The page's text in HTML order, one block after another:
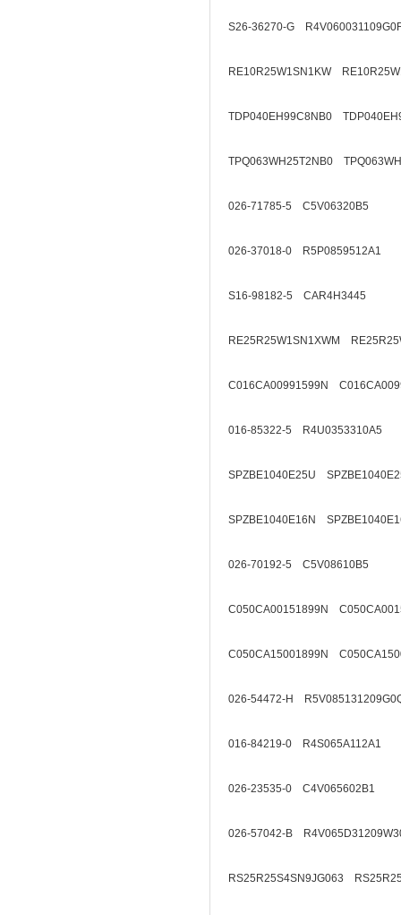
S26-36270-G
RE10R25W1SN1KW
TDP040EH99C8NB0
TPQ063WH25T2NB0
026-71785-5 C5V06320B5
026-37018-0 R5P0859512A1
S16-98182-5 CAR4H3445
RE25R25W1SN1XWM
C016CA00991599N
016-85322-5 R4U0353310A5
SPZBE1040E25U
SPZBE1040E16N
026-70192-5 C5V08610B5
C050CA00151899N
C050CA15001899N
026-54472-H
016-84219-0 R4S065A112A1
026-23535-0 C4V065602B1
026-57042-B
RS25R25S4SN9JG063